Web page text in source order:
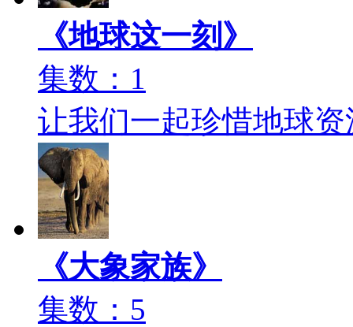
《地球这一刻》
集数：1
让我们一起珍惜地球资
《大象家族》
集数：5